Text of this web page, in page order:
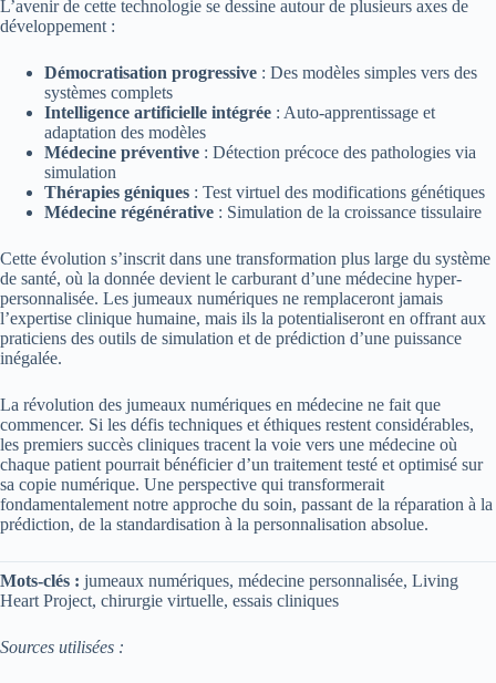
L’avenir de cette technologie se dessine autour de plusieurs axes de
développement :
Démocratisation progressive : Des modèles simples vers des
systèmes complets
Intelligence artificielle intégrée : Auto-apprentissage et
adaptation des modèles
Médecine préventive : Détection précoce des pathologies via
simulation
Thérapies géniques : Test virtuel des modifications génétiques
Médecine régénérative : Simulation de la croissance tissulaire
Cette évolution s’inscrit dans une transformation plus large du système
de santé, où la donnée devient le carburant d’une médecine hyper-
personnalisée. Les jumeaux numériques ne remplaceront jamais
l’expertise clinique humaine, mais ils la potentialiseront en offrant aux
praticiens des outils de simulation et de prédiction d’une puissance
inégalée.
La révolution des jumeaux numériques en médecine ne fait que
commencer. Si les défis techniques et éthiques restent considérables,
les premiers succès cliniques tracent la voie vers une médecine où
chaque patient pourrait bénéficier d’un traitement testé et optimisé sur
sa copie numérique. Une perspective qui transformerait
fondamentalement notre approche du soin, passant de la réparation à la
prédiction, de la standardisation à la personnalisation absolue.
Mots-clés : jumeaux numériques, médecine personnalisée, Living
Heart Project, chirurgie virtuelle, essais cliniques
Sources utilisées :